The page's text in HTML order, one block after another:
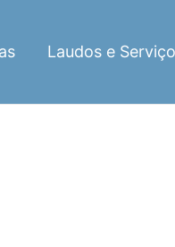
Laudos e